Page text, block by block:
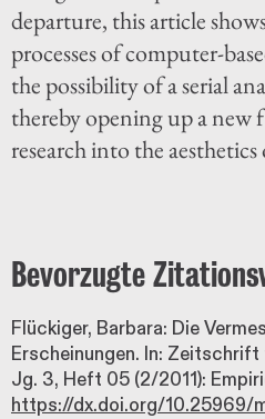
departure, this article
processes of computer-
the possibility of a serial
thereby opening up a new
research into the
Bevorzugte
Flückiger, Barbara: Die
Erscheinungen. In:
Jg. 3, Heft 05 (2/2011):
https://dx.doi.org/10.25969/